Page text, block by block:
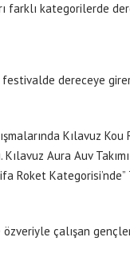
farklı kategorilerde
dereceye
Kılavuz Kou
Aura Auv
Roket
çalışan